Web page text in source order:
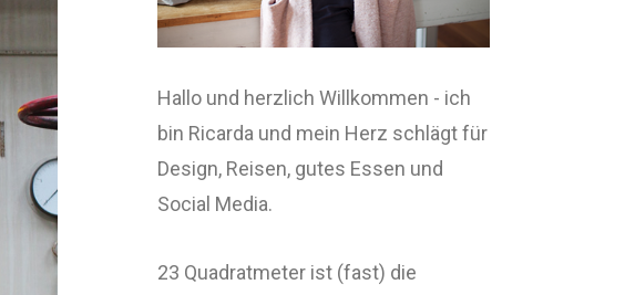
Hallo und herzlich Willkommen - ich
bin Ricarda und mein Herz schlägt für
Design, Reisen, gutes Essen und
Social Media.
23 Quadratmeter ist (fast) die